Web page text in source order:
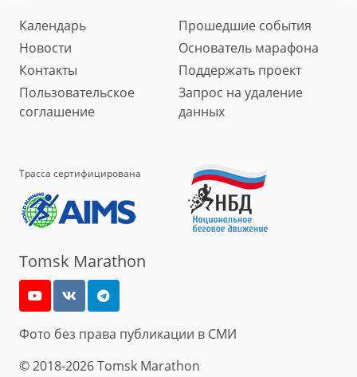
Календарь
Прошедшие события
Новости
Основатель марафона
Контакты
Поддержать проект
Пользовательское
соглашение
Запрос на удаление
данных
Трасса сертифицирована
Tomsk Marathon
Фото без права публикации в СМИ
© 2018-2026 Tomsk Marathon